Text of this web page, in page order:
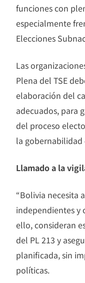
funciones con
especialmente
Elecciones
Las
Plena del TSE
elaboración del
adecuados, para
del proceso
la
Llamado a la
“Bolivia necesita
independientes y
ello, consideran
del PL 213 y
planificada, sin
políticas.